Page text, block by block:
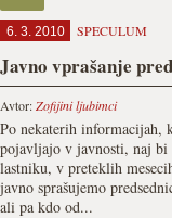
6. 3. 2010 SPECULUM
Javno vprašanje
Avtor:Zofijini ljubimci
Po nekaterih informacijah,
pojavljajo v javnosti, naj bi
lastniku, v preteklih
javno sprašujemo
ali pa kdo od...